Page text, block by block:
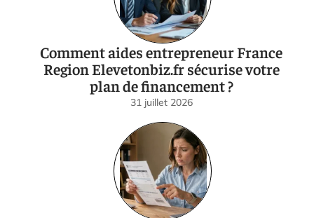
Comment aides entrepreneur France
Region Elevetonbiz.fr sécurise votre
plan de financement ?
31 juillet 2026